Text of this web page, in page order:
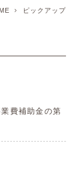
ピックアップ
費補助金の第